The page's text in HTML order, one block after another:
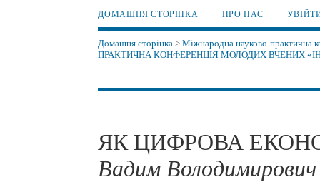
ДОМАШНЯ СТОРІНКА ПРО НАС
Домашня сторінка >Міжнародна науково-практична
ПРАКТИЧНА КОНФЕРЕНЦІЯ МОЛОДИХ ВЧЕНИХ
ЯК ЦИФРОВА
Вадим